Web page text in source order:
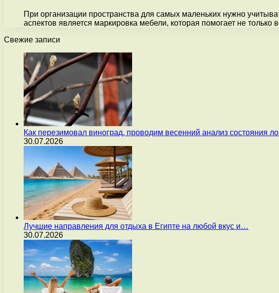
При организации пространства для самых маленьких нужно
аспектов является маркировка мебели, которая помогает не
Свежие записи
Как перезимовал виноград, проводим весенний анализ состояния
30.07.2026
Лучшие направления для отдыха в Египте на любой вкус и…
30.07.2026